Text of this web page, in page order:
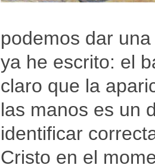
podemos dar
ya he escrito: el
claro que la
las manos es un
identificar
Cristo en el